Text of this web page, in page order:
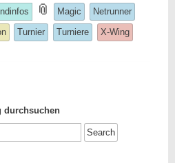
📎 and
tagged
Magic
Netrunner
Turnier Turniere X-Wing
durchsuchen